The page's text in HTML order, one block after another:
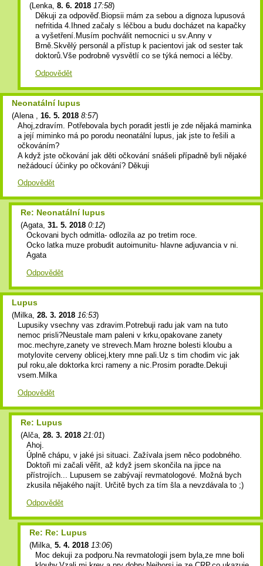
(Lenka 8. 6. 2018 17:58)
Děkuji za odpověď.Biopsii mám za sebou a dignoza lupusová
nefritida 4.Ihned začaly s léčbou a budu docházet na kapačky
a vyšetření.Musím pochválit nemocnici u sv.Anny v
Brně.Skvělý personál a přístup k pacientovi jak od sester tak
doktorů.Vše podrobně vysvětlí co se týká nemoci a léčby.
Odpovědět
Neonatální lupus
(Alena 16. 5. 2018 8:57)
Ahoj,zdravím. Potřebovala bych poradit jestli je zde nějaká maminka
a její miminko má po porodu neonatální lupus, jak jste to řešili a
očkováním?
A když jste očkování jak děti očkování snášeli případně byli nějaké
nežádoucí účinky po očkování? Děkuji
Odpovědět
Re: Neonatální lupus
(Agata, 31. 5. 2018 0:12)
Ockovani bych odmitla- odlozila az po tretim roce.
Ocko latka muze probudit autoimunitu- hlavne adjuvancia v ni.
Agata
Odpovědět
Lupus
(Milka, 28. 3. 2018 16:53)
Lupusiky vsechny vas zdravim.Potrebuji radu jak vam na tuto
nemoc prisli?Neustale mam paleni v krku,opakovane zanety
moc.mechyre,zanety ve strevech.Mam hrozne bolesti kloubu a
motylovite cerveny oblicej,ktery mne pali.Uz s tim chodim vic jak
pul roku,ale doktorka krci rameny a nic.Prosim poradte.Dekuji
vsem.Milka
Odpovědět
Re: Lupus
(Alča 28. 3. 2018 21:01)
Ahoj.
Úplně chápu, v jaké jsi situaci. Zažívala jsem něco podobného.
Doktoři mi začali věřit, až když jsem skončila na jipce na
přístrojích... Lupusem se zabývají revmatologové. Možná bych
zkusila nějakého najít. Určitě bych za tím šla a nevzdávala to ;)
Odpovědět
Re: Re: Lupus
(Milka 5. 4. 2018 13:06)
Moc dekuji za podporu.Na revmatologii jsem byla,ze mne boli